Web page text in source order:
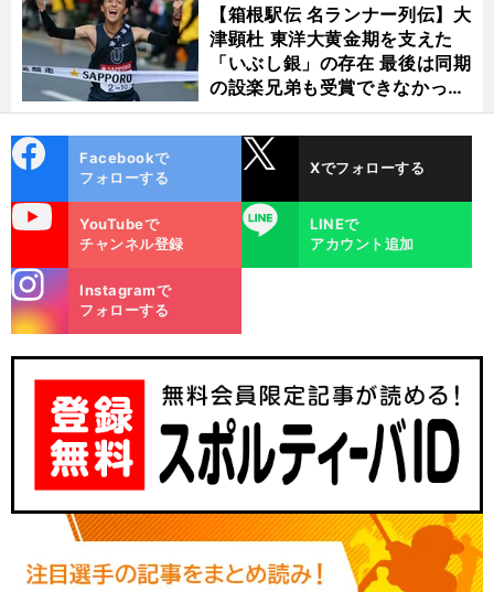
【箱根駅伝 名ランナー列伝】大
津顕杜 東洋大黄金期を支えた
「いぶし銀」の存在 最後は同期
の設楽兄弟も受賞できなかった
金栗杯に輝く
ok
Facebookで
フォローする
Xでフォローする
YouTubeで
チャンネル登録
LINE
LINEで
アカウント追加
m
Instagramで
フォローする